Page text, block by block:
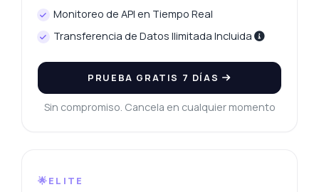
Monitoreo de API en Tiempo Real
Transferencia de Datos Ilimitada Incluida
PRUEBA GRATIS 7 DÍAS
Sin compromiso. Cancela en cualquier momento
🌟ELITE